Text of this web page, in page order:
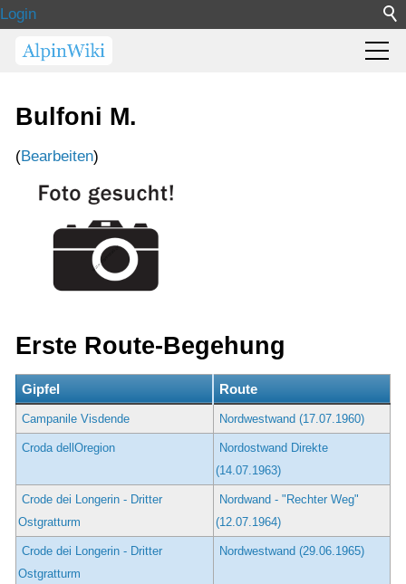
Login
Bulfoni M.
(Bearbeiten)
Erste Route-Begehung
Gipfel Route
Campanile Visdende Nordwestwand (17.07.1960)
Croda dellOregion
Nordostwand Direkte
(14.07.1963)
Crode dei Longerin - Dritter
Ostgratturm
Nordwand - "Rechter Weg"
(12.07.1964)
Crode dei Longerin - Dritter
Ostgratturm
Nordwestwand (29.06.1965)